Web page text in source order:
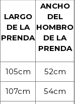
LARGO
DE LA
PRENDA
ANCHO
DEL
HOMBRO
DE LA
PRENDA
105cm
52cm
107cm
54cm